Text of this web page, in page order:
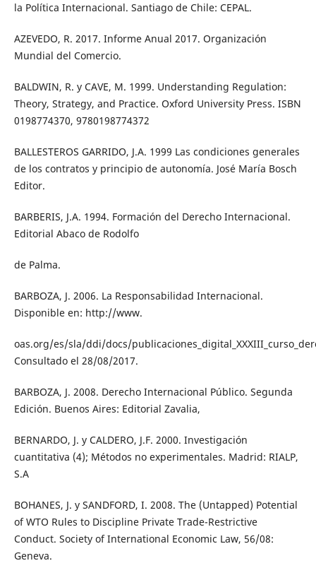
la Política Internacional. Santiago de Chile: CEPAL.
AZEVEDO, R. 2017. Informe Anual 2017. Organización
Mundial del Comercio.
BALDWIN, R. y CAVE, M. 1999. Understanding Regulation:
Theory, Strategy, and Practice. Oxford University Press. ISBN
0198774370, 9780198774372
BALLESTEROS GARRIDO, J.A. 1999 Las condiciones generales
de los contratos y principio de autonomía. José María Bosch
Editor.
BARBERIS, J.A. 1994. Formación del Derecho Internacional.
Editorial Abaco de Rodolfo
de Palma.
BARBOZA, J. 2006. La Responsabilidad Internacional.
Disponible en: http://www.
oas.org/es/sla/ddi/docs/
Consultado el 28/08/2017.
BARBOZA, J. 2008. Derecho Internacional Público. Segunda
Edición. Buenos Aires: Editorial Zavalia,
BERNARDO, J. y CALDERO, J.F. 2000. Investigación
cuantitativa (4); Métodos no experimentales. Madrid: RIALP,
S.A
BOHANES, J. y SANDFORD, I. 2008. The (Untapped) Potential
of WTO Rules to Discipline Private Trade-Restrictive
Conduct. Society of International Economic Law, 56/08:
Geneva.